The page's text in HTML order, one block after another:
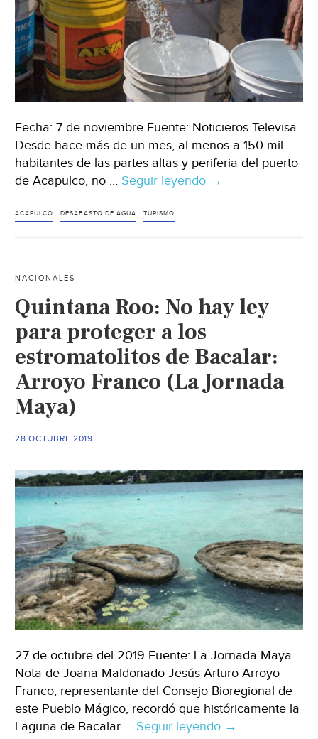
Fecha: 7 de noviembre Fuente: Noticieros Televisa
Desde hace más de un mes, al menos a 150 mil
habitantes de las partes altas y periferia del puerto
de Acapulco, no … Seguir leyendo Continúa
Televisa)
→
ACAPULCO DESABASTO DE AGUA TURISMO
NACIONALES
Quintana Roo: No hay ley
para proteger a los
estromatolitos de Bacalar:
Arroyo Franco (La Jornada
Maya)
28 OCTUBRE 2019
27 de octubre del 2019 Fuente: La Jornada Maya
Nota de Joana Maldonado Jesús Arturo Arroyo
Franco, representante del Consejo Bioregional de
este Pueblo Mágico, recordó que históricamente la
Laguna de Bacalar … Seguir leyendo Quintana
→